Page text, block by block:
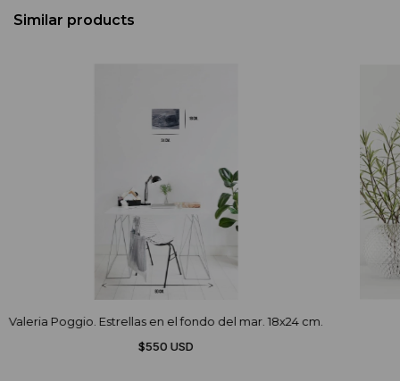
Similar products
Valeria Poggio. Estrellas en el fondo del mar. 18x24 cm.
$550 USD